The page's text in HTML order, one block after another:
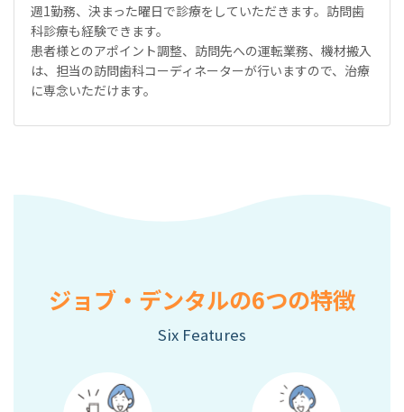
週1勤務、決まった曜日で診療をしていただきます。訪問歯
科診療も経験できます。
患者様とのアポイント調整、訪問先への運転業務、機材搬入
は、担当の訪問歯科コーディネーターが行いますので、治療
に専念いただけます。
ジョブ・デンタルの6つの特徴
Six Features